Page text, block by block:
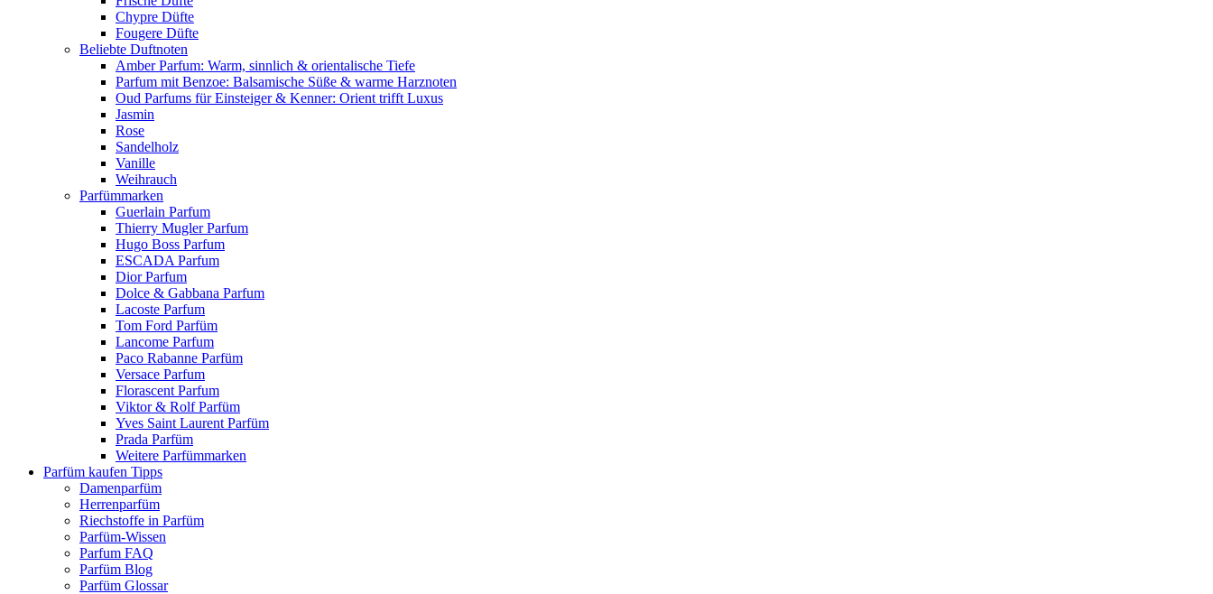
Chypre Düfte
Fougere Düfte
Beliebte Duftnoten
Amber Parfum: Warm, sinnlich & orientalische Tiefe
Parfum mit Benzoe: Balsamische Süße & warme Harznoten
Oud Parfums für Einsteiger & Kenner: Orient trifft Luxus
Jasmin
Rose
Sandelholz
Vanille
Weihrauch
Parfümmarken
Guerlain Parfum
Thierry Mugler Parfum
Hugo Boss Parfum
ESCADA Parfum
Dior Parfum
Dolce & Gabbana Parfum
Lacoste Parfum
Tom Ford Parfüm
Lancome Parfum
Paco Rabanne Parfüm
Versace Parfum
Florascent Parfum
Viktor & Rolf Parfüm
Yves Saint Laurent Parfüm
Prada Parfüm
Weitere Parfümmarken
Parfüm kaufen Tipps
Damenparfüm
Herrenparfüm
Riechstoffe in Parfüm
Parfüm-Wissen
Parfum FAQ
Parfüm Blog
Parfüm Glossar